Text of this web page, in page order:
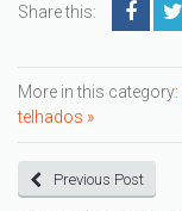
Share this:
More in this category:
telhados »
Previous Post